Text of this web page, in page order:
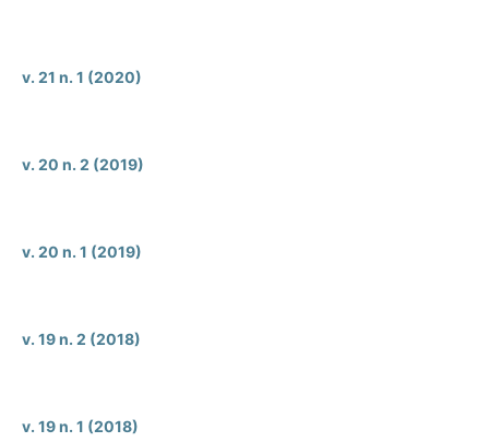
v. 21 n. 1 (2020)
v. 20 n. 2 (2019)
v. 20 n. 1 (2019)
v. 19 n. 2 (2018)
v. 19 n. 1 (2018)